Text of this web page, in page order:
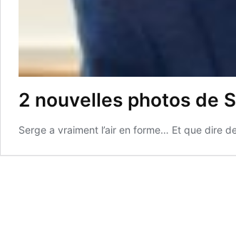
2 nouvelles photos de
Serge a vraiment l’air en forme… Et que dire